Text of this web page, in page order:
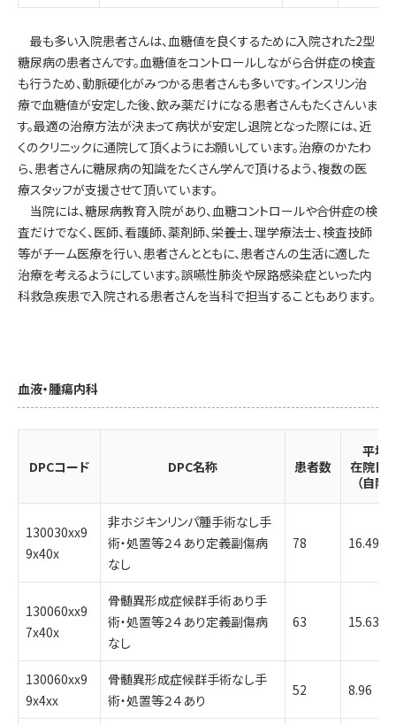
最も多い入院患者さんは、血糖値を良くするために入院された2型
糖尿病の患者さんです。血糖値をコントロールしながら合併症の検査
も行うため、動脈硬化がみつかる患者さんも多いです。インスリン治
療で血糖値が安定した後、飲み薬だけになる患者さんもたくさんいま
す。最適の治療方法が決まって病状が安定し退院となった際には、近
くのクリニックに通院して頂くようにお願いしています。治療のかたわ
ら、患者さんに糖尿病の知識をたくさん学んで頂けるよう、複数の医
療スタッフが支援させて頂いています。
当院には、糖尿病教育入院があり、血糖コントロールや合併症の検
査だけでなく、医師、看護師、薬剤師、栄養士、理学療法士、検査技師
等がチーム医療を行い、患者さんとともに、患者さんの生活に適した
治療を考えるようにしています。誤嚥性肺炎や尿路感染症といった内
科救急疾患で入院される患者さんを当科で担当することもあります。
血液・腫瘍内科
DPCコード DPC名称 患者数
平均
在院日
（自院）
130030xx9
9x40x
非ホジキンリンパ腫手術なし手
術・処置等２４あり定義副傷病
なし
78 16.49
130060xx9
7x40x
骨髄異形成症候群手術あり手
術・処置等２４あり定義副傷病
なし
63 15.63
130060xx9
9x4xx
骨髄異形成症候群手術なし手
術・処置等２４あり
52 8.96